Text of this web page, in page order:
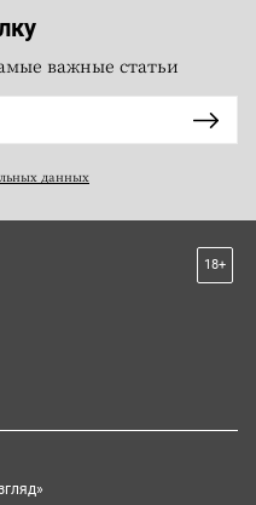
важные статьи
данных
18+